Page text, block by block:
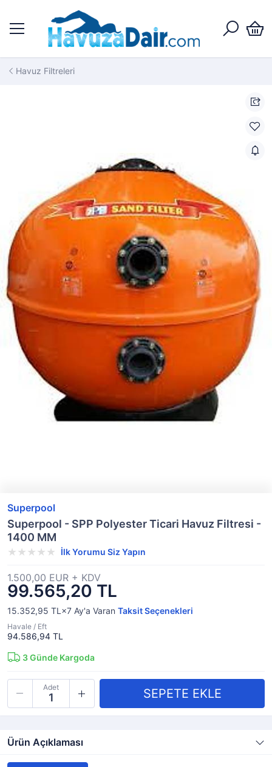
Havuz Filtreleri
Superpool
Superpool - SPP Polyester Ticari Havuz Filtresi -
1400 MM
İlk Yorumu Siz Yapın
99.565,20 TL
1.500,00 EUR + KDV
15.352,95 TL×7 Ay'a Varan Taksit Seçenekleri
Havale / Eft
94.586,94 TL
3Günde Kargoda
Adet
Ürün Açıklaması